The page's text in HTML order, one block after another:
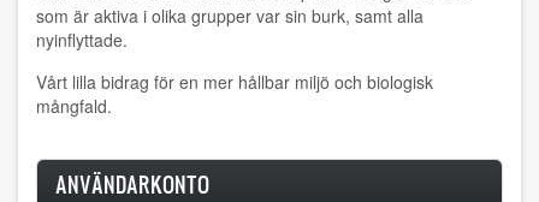
som är aktiva i olika grupper var sin burk, samt alla
nyinflyttade.
Vårt lilla bidrag för en mer hållbar miljö och biologisk
mångfald.
ANVÄNDARKONTO